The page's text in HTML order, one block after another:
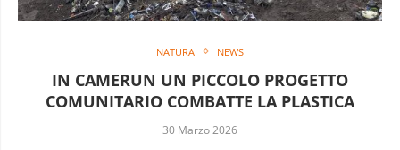
NATURA NEWS
IN CAMERUN UN PICCOLO PROGETTO
COMUNITARIO COMBATTE LA PLASTICA
30 Marzo 2026